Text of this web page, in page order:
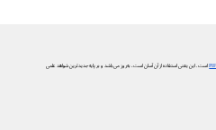
است. این یعنی استفاده از آن آسان است، به‌روز می‌باشد و بر پایه جدیدترین شواهد علمی